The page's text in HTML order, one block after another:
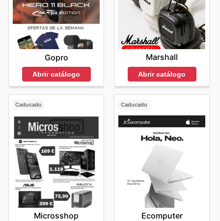
Gopro
Abrir catálogo
Marshall
Abrir catálogo
Caducado
Microsshop
Caducado
Ecomputer